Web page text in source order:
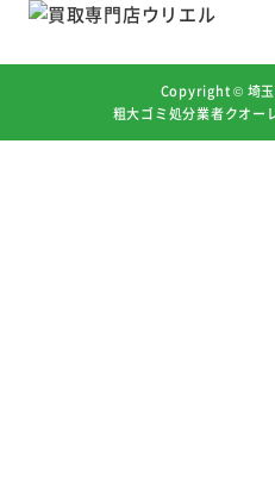
Copyright © 埼
粗大ゴミ処分業者クオー